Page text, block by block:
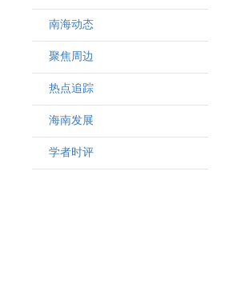
南海动态
聚焦周边
热点追踪
海南发展
学者时评